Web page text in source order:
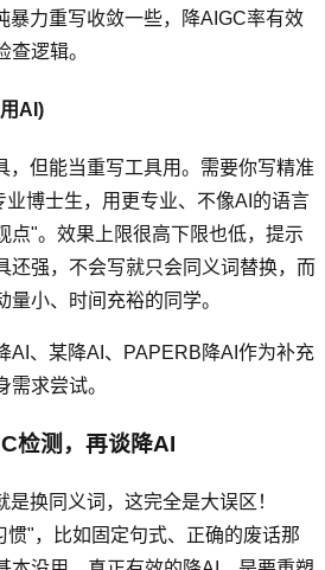
暴力重写收敛一些，降AIGC率有效
查逻辑。
AI)
，但能当重写工具用。需要你写精准
博士生，用更专业、不像AI的语言
点"。效果上限很高下限也低，提示
还强，不会写就只会同义词替换，而
量小、时间充裕的同学。
AI、某降AI、PAPERB降AI作为补充
求尝试。
检测，再谈降AI
换同义词，这完全是大误区！
"，比如固定句式、正确的废话那